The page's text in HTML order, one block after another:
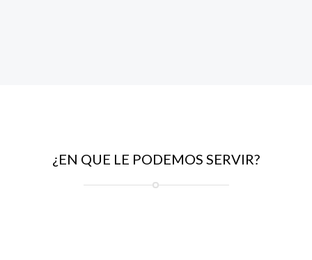
¿EN QUE LE PODEMOS SERVIR?